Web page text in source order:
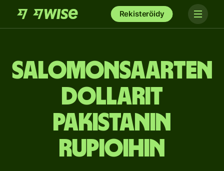
Rekisteröidy
Salomonsaarten
dollarit
Pakistanin
rupioihin